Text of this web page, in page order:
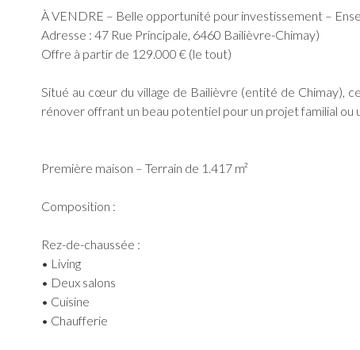
À VENDRE – Belle opportunité pour investissement –
Adresse : 47 Rue Principale, 6460 Bailièvre-Chimay)
Offre à partir de 129.000 € (le tout)
Situé au cœur du village de Bailièvre (entité de Chimay),
rénover offrant un beau potentiel pour un projet familial ou
Première maison – Terrain de 1.417 m²
Composition :
Rez-de-chaussée :
• Living
• Deux salons
• Cuisine
• Chaufferie